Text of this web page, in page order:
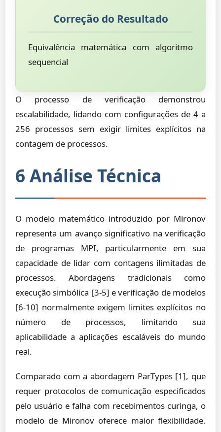
Correção do Resultado
Equivalência matemática com algoritmo
sequencial
O processo de verificação demonstrou
escalabilidade, lidando com configurações de 4 a
256 processos sem exigir limites explícitos na
contagem de processos.
6 Análise Técnica
O modelo matemático introduzido por Mironov
representa um avanço significativo na verificação
de programas MPI, particularmente em sua
capacidade de lidar com contagens ilimitadas de
processos. Abordagens tradicionais como
execução simbólica [3-5] e verificação de modelos
[6-10] normalmente exigem limites explícitos no
número de processos, limitando sua
aplicabilidade a aplicações escaláveis do mundo
real.
Comparado com a abordagem ParTypes [1], que
requer protocolos de comunicação especificados
pelo usuário e falha com recebimentos curinga, o
modelo de Mironov oferece maior flexibilidade.